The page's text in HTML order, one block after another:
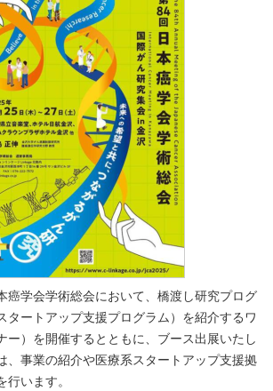
癌学会学術総会において、橋渡し研究プログ
タートアップ支援プログラム）を紹介するワ
ー）を開催するとともに、ブース出展いたし
、事業の紹介や医療系スタートアップ支援拠
行います。